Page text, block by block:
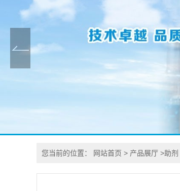
您当前的位置： 网站首页 > 产品展厅 >助剂